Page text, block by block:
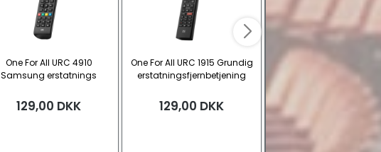
One For All URC 4910
Samsung erstatnings
129,00 DKK
One For All URC 1915 Grundig
erstatningsfjernbetjening
129,00 DKK
One For All URC 4911
erstatnings